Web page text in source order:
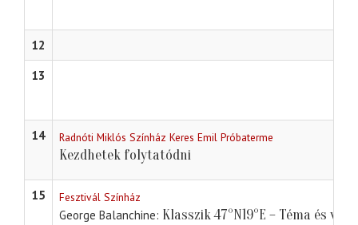
12
13
14 Radnóti Miklós Színház Keres Emil Próbaterme
Kezdhetek folytatódni
15 Fesztivál Színház
George Balanchine Klasszik 47°N19°E – Téma és